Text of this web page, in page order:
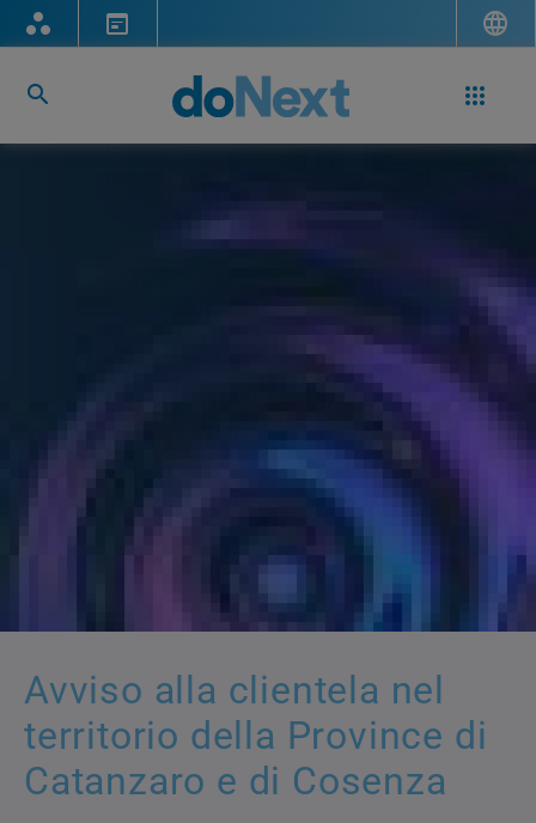
Avviso alla clientela nel
territorio della Province di
Catanzaro e di Cosenza